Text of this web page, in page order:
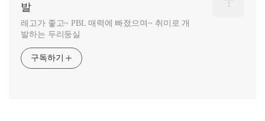
발
레고가 좋고~ PBL 매력에 빠졌으며~ 취미로 개
발하는 두리둥실
구독하기